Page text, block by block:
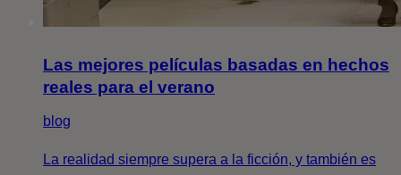
Las mejores películas basadas en hechos
reales para el verano
blog
La realidad siempre supera a la ficción, y también es